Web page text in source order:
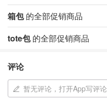
箱包的全部促销商品
tote包的全部促销商品
评论
暂无评论，打开App写评论